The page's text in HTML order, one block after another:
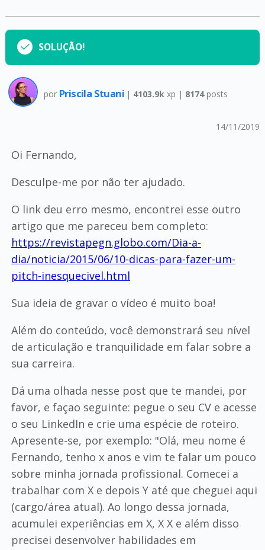
SOLUÇÃO!
por Priscila Stuani | 4103.9k xp | 8174posts
14/11/2019
Oi Fernando,
Desculpe-me por não ter ajudado.
O link deu erro mesmo, encontrei esse outro
artigo que me pareceu bem completo:
https://revistapegn.globo.com/Dia-a-
dia/noticia/2015/06/10-dicas-para-fazer-um-
pitch-inesquecivel.html
Sua ideia de gravar o vídeo é muito boa!
Além do conteúdo, você demonstrará seu nível
de articulação e tranquilidade em falar sobre a
sua carreira.
Dá uma olhada nesse post que te mandei, por
favor, e façao seguinte: pegue o seu CV e acesse
o seu LinkedIn e crie uma espécie de roteiro.
Apresente-se, por exemplo: "Olá, meu nome é
Fernando, tenho x anos e vim te falar um pouco
sobre minha jornada profissional. Comecei a
trabalhar com X e depois Y até que cheguei aqui
(cargo/área atual). Ao longo dessa jornada,
acumulei experiências em X, X X e além disso
precisei desenvolver habilidades em